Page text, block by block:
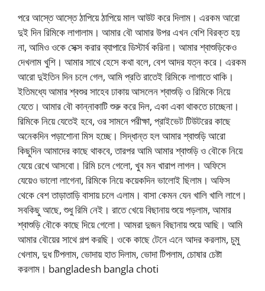
পরে আস্তে আস্তে ঠাপিয়ে ঠাপিয়ে মাল আউট করে দিলাম। এরকম আরো
দুই দিন রিমিকে লাগালাম। আমার বৌ আমার উপর এখন বেশি বিরক্ত হয়
না, আমিও ওকে সেক্স করার ব্যাপারে ডিস্টার্ব করিনা। আমার শ্বাশুড়িকেও
দেখলাম খুশি। আমার সাথে হেসে কথা বলে, বেশ আদর যত্ন করে। এরকম
আরো দুইতিন দিন চলে গেল, আমি প্রতি রাতেই রিমিকে লাগাতে থাকি।
ইতিমধ্যে আমার শ্বশুর সাহেব ঢাকায় আসলেন শ্বাশুড়ি ও রিমিকে নিয়ে
যেতে। আমার বৌ কান্নাকাটি শুরু করে দিল, একা একা থাকতে চাচ্ছেনা।
রিমিকে নিয়ে যেতেই হবে, ওর সামনে পরীক্ষা, প্রাইভেট টিউটরের কাছে
অনেকদিন পড়াশোনা মিস হচ্ছে। সিদ্ধান্ত হল আমার শ্বাশুড়ি আরো
কিছুদিন আমাদের কাছে থাকবে, তারপর আমি আমার শ্বাশুড়ি ও বৌকে নিয়ে
যেয়ে রেখে আসবো। রিমি চলে গেলো, খুব মন খারাপ লাগল। অফিসে
যেয়েও ভালো লাগেনা, রিমিকে নিয়ে কয়েকদিন ভালোই ছিলাম। অফিস
থেকে বেশ তাড়াতাড়ি বাসায় চলে এলাম। বাসা কেমন যেন খালি খালি লাগে।
সবকিছু আছে, শুধু রিমি নেই। রাতে খেয়ে বিছানায় শুয়ে পড়লাম, আমার
শ্বাশুড়ি বৌকে কাছে দিয়ে গেলো। আমরা দুজন বিছানায় শুয়ে আছি। আমি
আমার বৌয়ের সাথে গল্প করছি। ওকে কাছে টেনে এনে আদর করলাম, চুমু
খেলাম, দুধ টিপলাম, ভোদায় হাত দিলাম, ভোদা টিপলাম, চোষার চেষ্টা
করলাম। bangladesh bangla choti